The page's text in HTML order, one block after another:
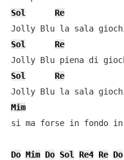
Sol
Re
Sol
Re
Sol
Re
Mim
si ma forse in fondo
Do Mim Do Sol Re4 Re Do